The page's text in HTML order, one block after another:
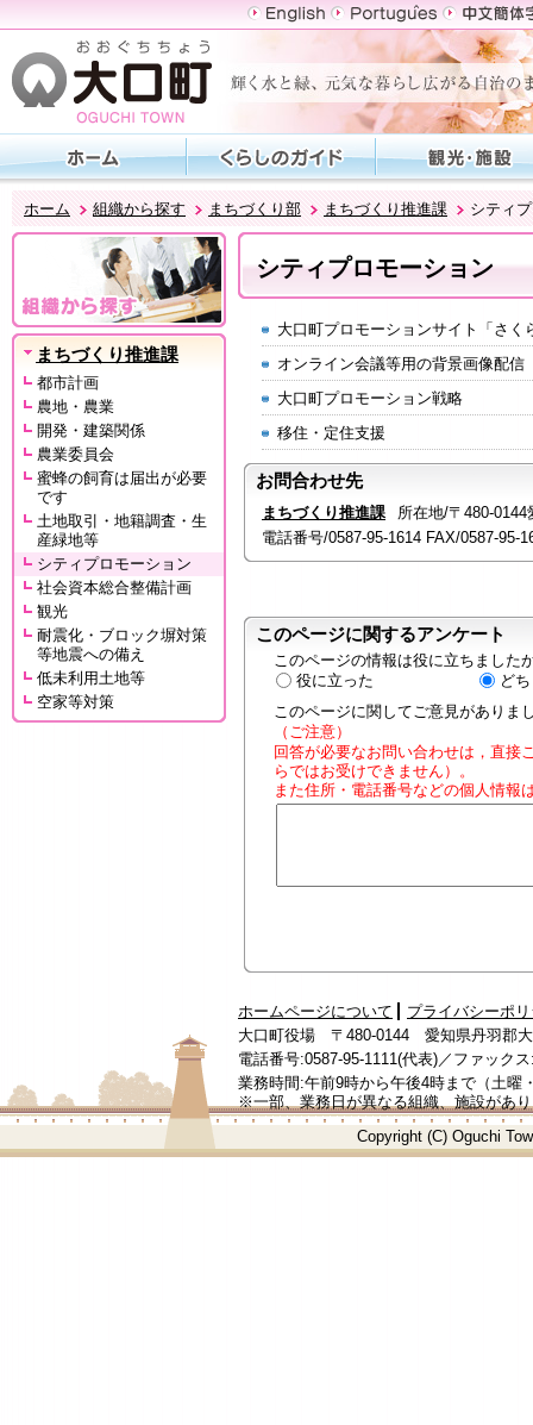
ホーム 組織から探す まちづくり部 まちづくり推進課 シティ
まちづくり推進課
都市計画
農地・農業
開発・建築関係
農業委員会
蜜蜂の飼育は届出が必要
です
土地取引・地籍調査・生
産緑地等
シティプロモーション
社会資本総合整備計画
観光
耐震化・ブロック塀対策
等地震への備え
低未利用土地等
空家等対策
シティプロモーション
大口町プロモーションサイト「さ
オンライン会議等用の背景画像配信
大口町プロモーション戦略
移住・定住支援
お問合わせ先
まちづくり推進課
所在地/〒480-
電話番号/0587-95-1614 FAX/0587-95-
このページに関するアンケート
このページの情報は役に立ちました
役に立った
ど
このページに関してご意見がありま
（ご注意）
回答が必要なお問い合わせは，直接
らではお受けできません）。
また住所・電話番号などの個人情報
ホームページについて
プライバシーポ
大口町役場 〒480-0144 愛知県丹羽郡大
電話番号:0587-95-1111(代表)／ファック
業務時間:午前9時から午後4時まで（土曜
※一部、業務日が異なる組織、施設があ
Copyright (C) Oguchi